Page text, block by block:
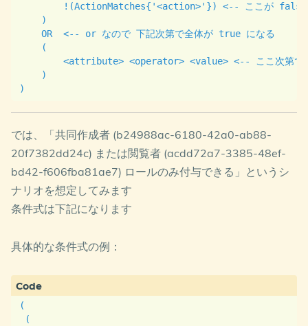
!(ActionMatches{'<action>'}) <-- ここが false
    )
    OR  <-- or なので 下記次第で全体が true になる
    (
<attribute> <operator> <value> <-- ここ次第で
    )
では、「共同作成者 (b24988ac-6180-42a0-ab88-
20f7382dd24c) または閲覧者 (acdd72a7-3385-48ef-
bd42-f606fba81ae7) ロールのみ付与できる」というシ
ナリオを想定してみます
条件式は下記になります
具体的な条件式の例：
(
(